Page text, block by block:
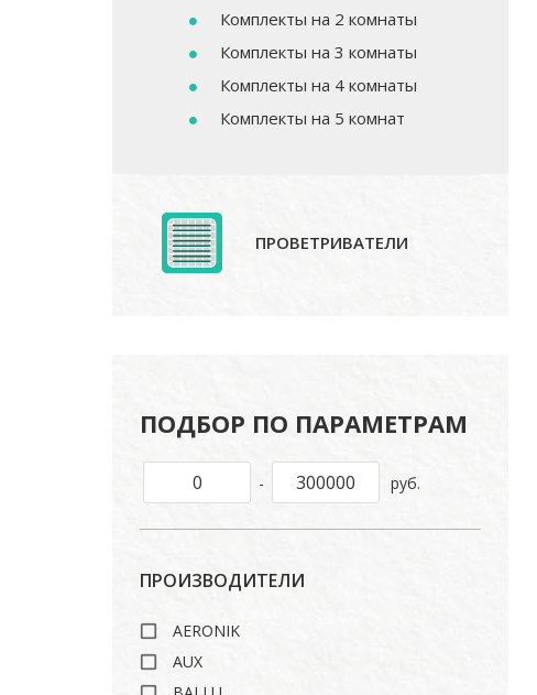
Комплекты на 2 комнаты
Комплекты на 3 комнаты
Комплекты на 4 комнаты
Комплекты на 5 комнат
ПРОВЕТРИВАТЕЛИ
ПОДБОР ПО ПАРАМЕТРАМ
- руб.
ПРОИЗВОДИТЕЛИ
AERONIK
AUX